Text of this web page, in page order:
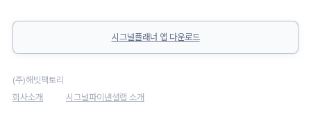
시그널플래너 앱 다운로드
(주)해빗팩토리
회사소개
시그널파이낸셜랩 소개